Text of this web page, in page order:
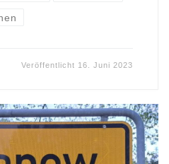
Veröffentlicht 16. Juni 2023